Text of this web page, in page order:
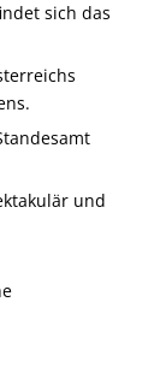
sich das
und